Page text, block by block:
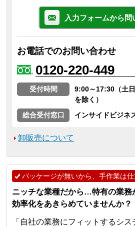
入力フォームから問
お電話でのお問い合わせ
0120-220-449
受付時間
9:00～17:30（土
を除く）
総合受付窓口
インサイドビジネ
卸販売について
パッケージが無いから、手作業は仕
ニッチな業種だから…特有の業
効率化をあきらめていませんか？
「自社の業務にフィットするシ